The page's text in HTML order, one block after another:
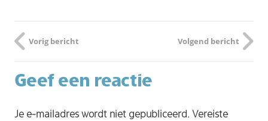
Vorig bericht Volgend bericht
Geef een reactie
Je e-mailadres wordt niet gepubliceerd. Vereiste